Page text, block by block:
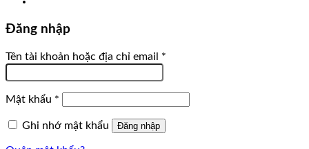
Đăng nhập
Tên tài khoản hoặc địa chỉ email *
Mật khẩu *
Ghi nhớ mật khẩu Đăng nhập